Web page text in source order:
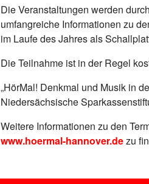
Die Veranstaltungen werden
umfangreiche Informationen zu
im Laufe des Jahres als
Die Teilnahme ist in der Regel
„HörMal! Denkmal und Musik in
Niedersächsische
Weitere Informationen zu den
www.hoermal-hannover.dezu